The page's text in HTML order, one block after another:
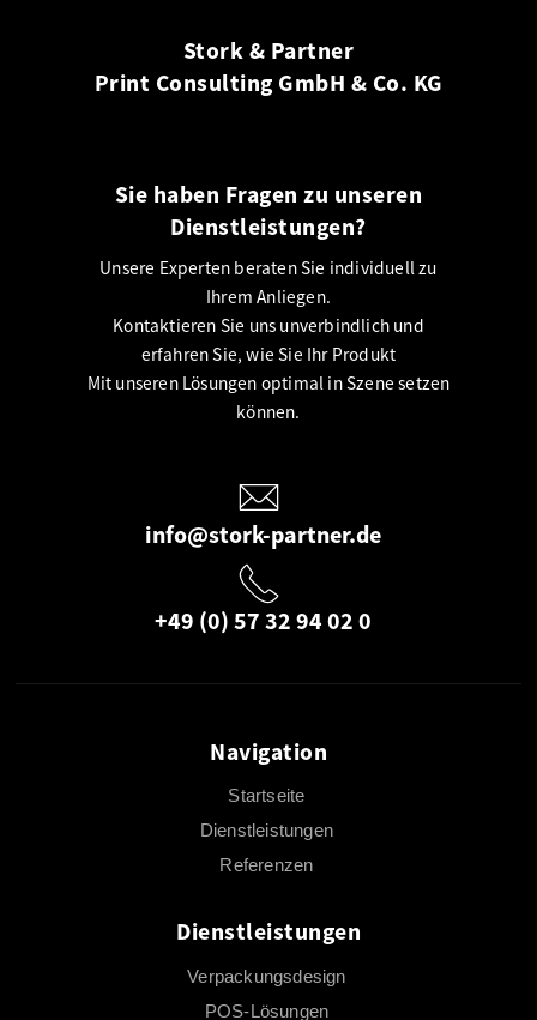
Stork & Partner
Print Consulting GmbH & Co. KG
Sie haben Fragen zu unseren
Dienstleistungen?
Unsere Experten beraten Sie individuell zu
Ihrem Anliegen.
Kontaktieren Sie uns unverbindlich und
erfahren Sie, wie Sie Ihr Produkt
Mit unseren Lösungen optimal in Szene setzen
können.
info@stork-partner.de
+49 (0) 57 32 94 02 0
Navigation
Startseite
Dienstleistungen
Referenzen
Dienstleistungen
Verpackungsdesign
POS-Lösungen